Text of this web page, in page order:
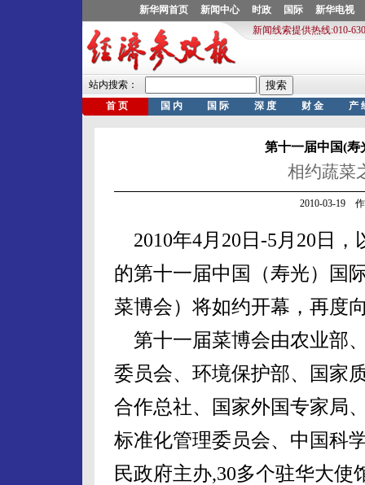
第十一届中国(寿
相约蔬菜
2010-03-19
2010年4月20日-5月20日，
的第十一届中国（寿光）国
菜博会）将如约开幕，再度
第十一届菜博会由农业部
委员会、环境保护部、国家
合作总社、国家外国专家局
标准化管理委员会、中国科
民政府主办,30多个驻华大